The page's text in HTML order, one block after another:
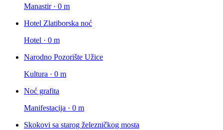
Manastir · 0 m
Hotel Zlatiborska noć
Hotel · 0 m
Narodno Pozorište Užice
Kultura · 0 m
Noć grafita
Manifestacija · 0 m
Skokovi sa starog železničkog mosta